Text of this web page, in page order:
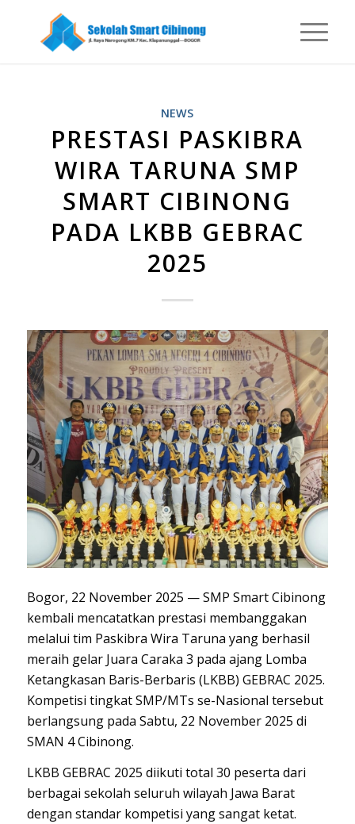
NEWS
PRESTASI PASKIBRA
WIRA TARUNA SMP
SMART CIBINONG
PADA LKBB GEBRAC
2025
Bogor, 22 November 2025 — SMP Smart Cibinong
kembali mencatatkan prestasi membanggakan
melalui tim Paskibra Wira Taruna yang berhasil
meraih gelar Juara Caraka 3 pada ajang Lomba
Ketangkasan Baris-Berbaris (LKBB) GEBRAC 2025.
Kompetisi tingkat SMP/MTs se-Nasional tersebut
berlangsung pada Sabtu, 22 November 2025 di
SMAN 4 Cibinong.
LKBB GEBRAC 2025 diikuti total 30 peserta dari
berbagai sekolah seluruh wilayah Jawa Barat
dengan standar kompetisi yang sangat ketat.